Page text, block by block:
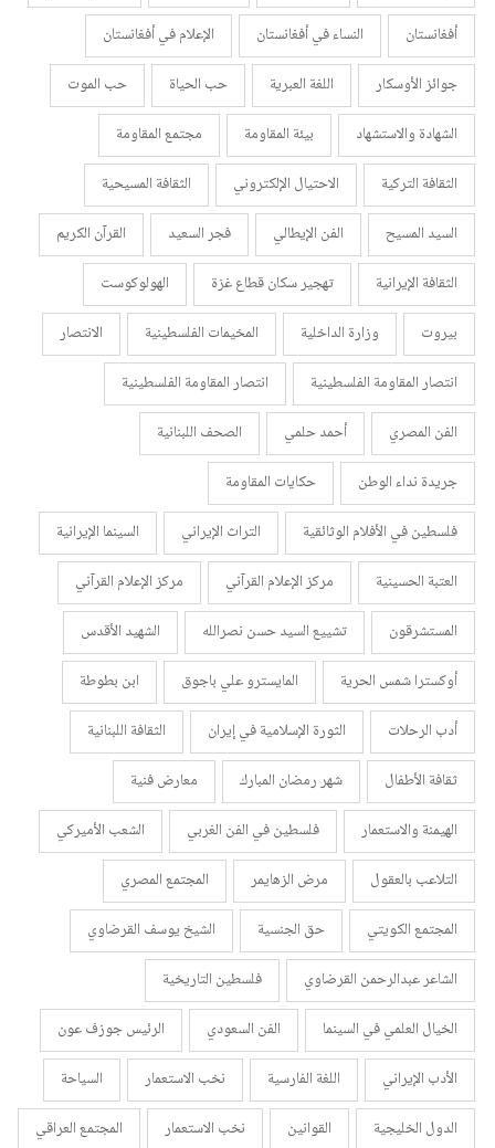
أفغانستان
النساء في أفغانستان
الإعلام في أفغانستان
جوائز الأوسكار
اللغة العبرية حب الحياة
حب الموت
الشهادة والاستشهاد
بيئة المقاومة
مجتمع المقاومة
الثقافة التركية
الاحتيال الإلكتروني
الثقافة المسيحية
السيد المسيح
الفن الإيطالي فجر السعيد
القرآن الكريم
الثقافة الإيرانية
تهجير سكان قطاع غزة
الهولوكوست
بيروت
وزارة الداخلية المخيمات الفلسطينية
الانتصار
انتصار المقاومة الفلسطينية
انتصار المقاومة الفلسطينية
الفن المصري
أحمد حلمي
الصحف اللبنانية
جريدة نداء الوطن
حكايات المقاومة
فلسطين في الأفلام الوثائقية
التراث الإيراني
السينما الإيرانية
العتبة الحسينية
مركز الإعلام القرآني
مركز الإعلام القرآني
المستشرقون
تشييع السيد حسن نصرالله
الشهيد الأقدس
أوكسترا شمس الحرية
المايسترو علي باجوق
ابن بطوطة
أدب الرحلات
الثورة الإسلامية في إيران
الثقافة اللبنانية
ثقافة الأطفال
شهر رمضان المبارك
معارض فنية
الهيمنة والاستعمار
فلسطين في الفن الغربي
الشعب الأميركي
التلاعب بالعقول
مرض الزهايمر
المجتمع المصري
المجتمع الكويتي
حق الجنسية
الشيخ يوسف القرضاوي
الشاعر عبدالرحمن القرضاوي
فلسطين التاريخية
الخيال العلمي في السينما
الفن السعودي
الرئيس جوزف عون
الأدب الإيراني
اللغة الفارسية نخب الاستعمار
السياحة
الدول الخليجية
القوانين نخب الاستعمار
المجتمع العراقي